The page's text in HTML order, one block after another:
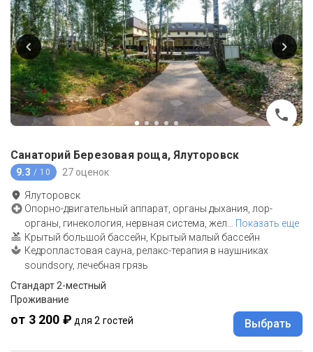
Санаторий Березовая роща, Ялуторовск
9.3 / 10 27 оценок
Ялуторовск
Опорно-двигательный аппарат, органы дыхания, лор-
органы, гинекология, нервная система, жел… Показать еще
Крытый большой бассейн, Крытый малый бассейн
Кедропластовая сауна, релакс-терапия в наушниках
soundsory, лечебная грязь
Стандарт 2-местный
Проживание
от 3 200 ₽ для 2 гостей Выбрать